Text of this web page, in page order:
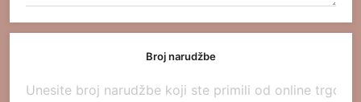
Broj narudžbe